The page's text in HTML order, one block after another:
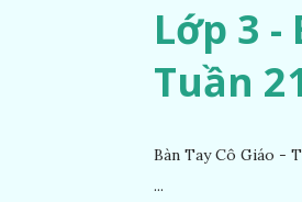
Lớp 3
Tuần
Bàn Tay Cô Giáo -
...